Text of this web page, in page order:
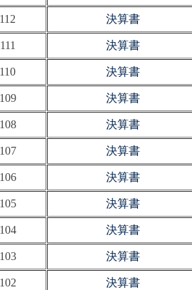
112 決算書
111 決算書
110 決算書
109 決算書
108 決算書
107 決算書
106 決算書
105 決算書
104 決算書
103 決算書
102 決算書